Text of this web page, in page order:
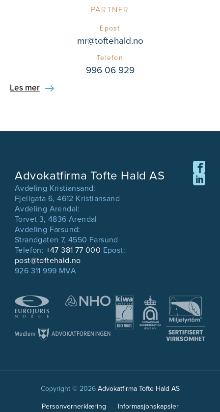
PARTNER
Epost
mr@toftehald.no
Telefon
996 06 929
Les mer
Advokatfirma Tofte Hald AS
Avdeling Kristiansand:
Fjellgata 6, 4612 Kristiansand
Avdeling Arendal:
Torvet 3, 4836 Arendal
Avdeling Farsund:
Strandgaten 7, 4550 Farsund
Telefon: +47 381 77 000 Epost:
post@toftehald.no
926 311 999 MVA
Copyright © 2026Advokatfirma Tofte Hald AS
Personvernerklæring
Informasjonskapsler